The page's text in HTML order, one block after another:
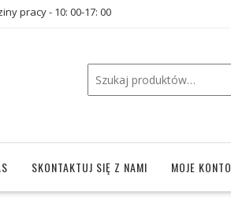
pracy - 10: 00-17: 00
SKONTAKTUJ SIĘ Z NAMI MOJE KONTO